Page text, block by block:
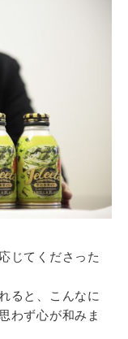
じてくださった
ると、こんなに
わず心が和みま